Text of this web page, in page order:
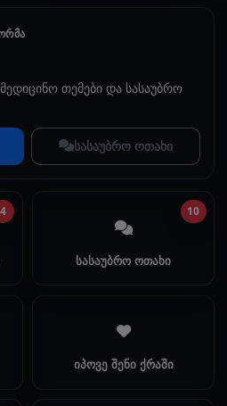
თემები და სასაუბრო
სასაუბრო ოთახი
4
სასაუბრო ოთახი
10
იპოვე შენი ქრაში